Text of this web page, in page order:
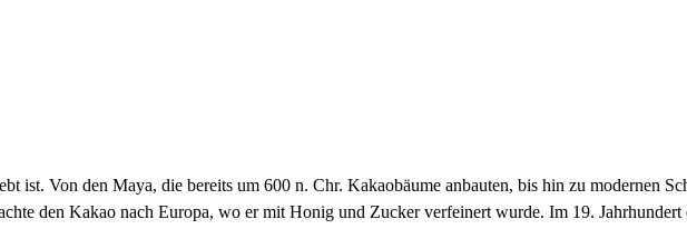
ist. Von den Maya, die bereits um 600 n. Chr. Kakaobäume anbauten, bis hin zu modernen
den Kakao nach Europa, wo er mit Honig und Zucker verfeinert wurde. Im 19.